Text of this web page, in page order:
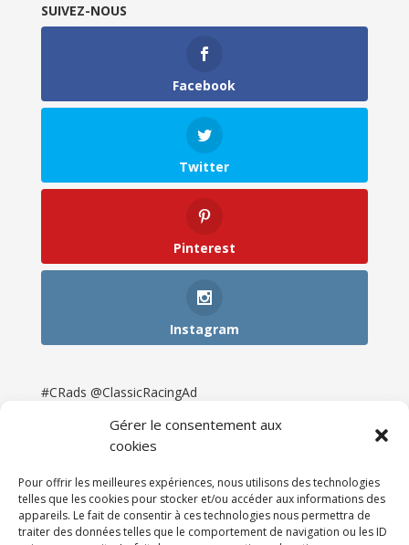
Gérer le consentement aux
cookies
Pour offrir les meilleures expériences, nous utilisons des technologies
telles que les cookies pour stocker et/ou accéder aux informations des
appareils. Le fait de consentir à ces technologies nous permettra de
traiter des données telles que le comportement de navigation ou les ID
SUIVEZ-NOUS
Facebook
Twitter
Pinterest
Instagram
#CRads @ClassicRacingAd